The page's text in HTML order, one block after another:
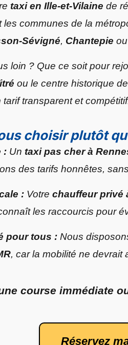
taxi en Ille-et-Vilaine de
les communes de la
Sévigné, Chantepie ou
loin ? Que ce soit pour
ou le centre historique de
transparent et
choisir plutôt
: Un taxi pas cher à
des tarifs honnêtes,
: Votre chauffeur privé
les raccourcis pour
pour tous : Nous
, car la mobilité ne devrait
course immédiate
Réservez